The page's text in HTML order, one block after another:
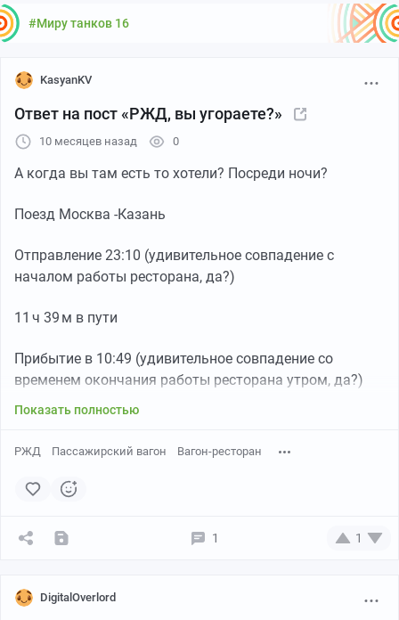
#Миру танков 16
KasyanKV
Ответ на пост «РЖД, вы угораете?»
10 месяцев назад 0
А когда вы там есть то хотели? Посреди ночи?
Поезд Москва -Казань
Отправление 23:10 (удивительное совпадение с
началом работы ресторана, да?)
11 ч 39 м в пути
Прибытие в 10:49 (удивительное совпадение со
временем окончания работы ресторана утром, да?)
Показать полностью
РЖД Пассажирский вагон Вагон-ресторан
1 1
DigitalOverlord